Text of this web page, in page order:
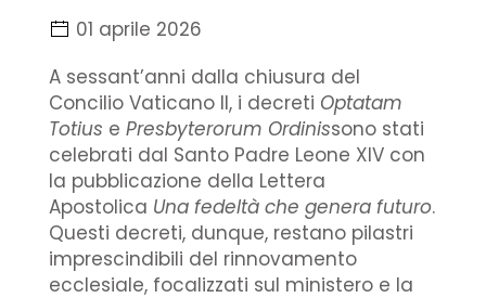
01 aprile 2026
A sessant’anni dalla chiusura del
Concilio Vaticano II, i decreti Optatam
Totius e Presbyterorum Ordinissono stati
celebrati dal Santo Padre Leone XIV con
la pubblicazione della Lettera
Apostolica Una fedeltà che genera futuro.
Questi decreti, dunque, restano pilastri
imprescindibili del rinnovamento
ecclesiale, focalizzati sul ministero e la